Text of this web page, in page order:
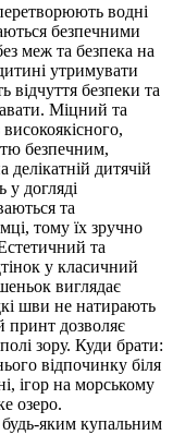
водні
безпечними
меж та безпека на
утримувати
відчуття безпеки та
Міцний та
безпечним,
дитячій
у догляді
та
тому їх зручно
та
у класичний
виглядає
шви не натирають
принт дозволяє
зору. Куди брати:
відпочинку біля
ігор на морському
озеро.
яким купальним